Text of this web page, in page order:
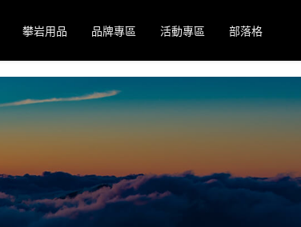
攀岩用品 品牌專區 活動專區 部落格